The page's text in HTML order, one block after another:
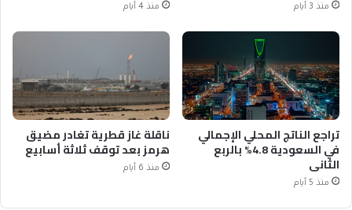
منذ 3 أيام منذ 4 أيام
تراجع الناتج المحلي الإجمالي
في السعودية 4.8% بالربع
الثاني
منذ 5 أيام
ناقلة غاز قطرية تغادر مضيق
هرمز بعد توقف ثلاثة أسابيع
منذ 6 أيام